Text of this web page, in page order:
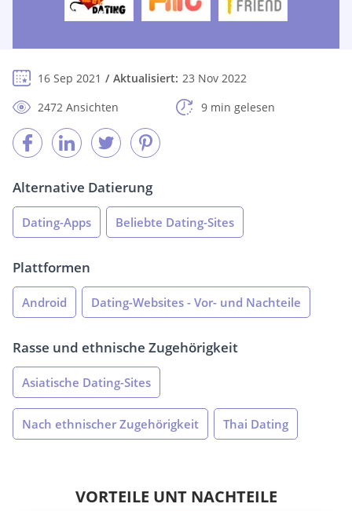
16 Sep 2021 Aktualisiert: 23 Nov 2022
2472 Ansichten
9 min gelesen
Alternative Datierung
Dating-Apps Beliebte Dating-Sites
Plattformen
Android Dating-Websites - Vor- und Nachteile
Rasse und ethnische Zugehörigkeit
Asiatische Dating-Sites
Nach ethnischer Zugehörigkeit Thai Dating
VORTEILE UNT NACHTEILE